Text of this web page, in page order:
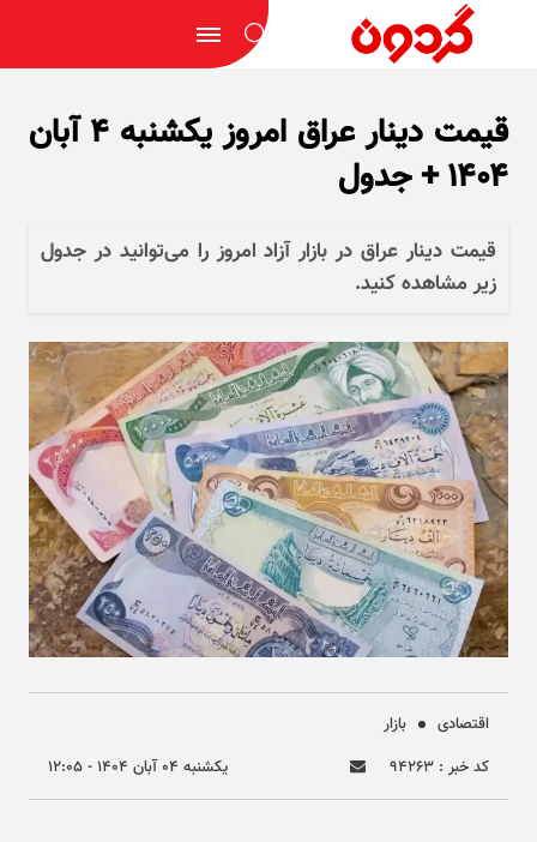
قیمت دینار عراق امروز یکشنبه ۴ آبان
۱۴۰۴ + جدول
قیمت دینار عراق در بازار آزاد امروز را می‌توانید در جدول
زیر مشاهده کنید.
اقتصادی
بازار
کد خبر : ۹۴۲۶۳
يکشنبه ۰۴ آبان ۱۴۰۴ - ۱۲:۰۵